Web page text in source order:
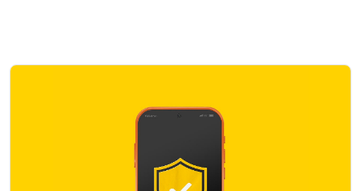
Compatibilité avec appareil auditif: Oui
Compatibilité avec service T911: Oui
Dispositif mains libres: Oui